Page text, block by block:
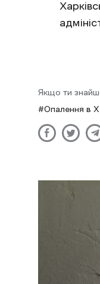
Якщо ти
Опалення в